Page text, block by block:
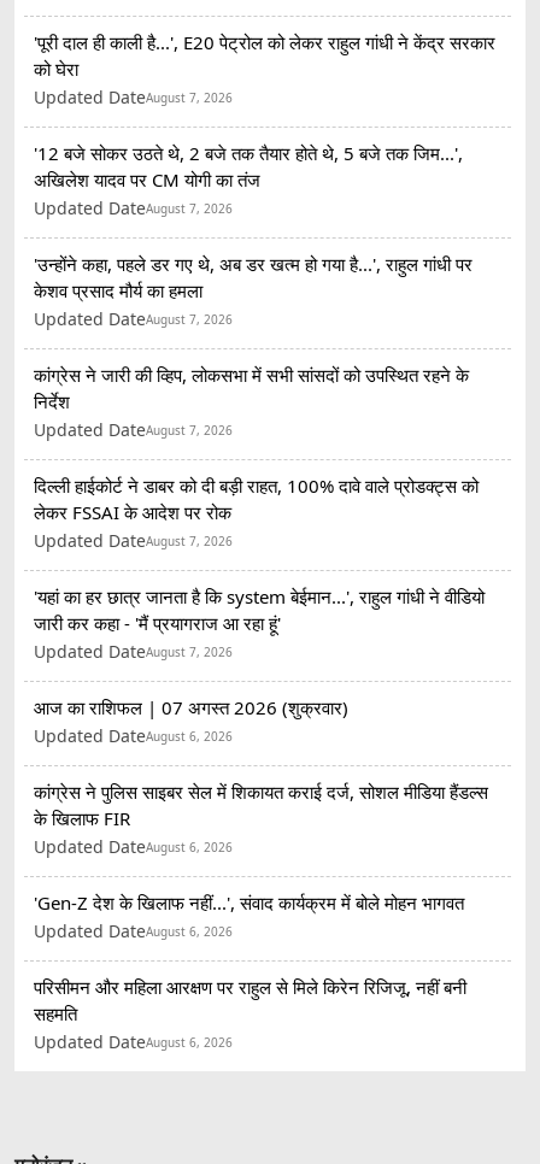
'पूरी दाल ही काली है...', E20 पेट्रोल को लेकर राहुल गांधी ने केंद्र सरकार
को घेरा
Updated DateAugust 7, 2026
'12 बजे सोकर उठते थे, 2 बजे तक तैयार होते थे, 5 बजे तक जिम...',
अखिलेश यादव पर CM योगी का तंज
Updated DateAugust 7, 2026
'उन्होंने कहा, पहले डर गए थे, अब डर खत्म हो गया है...', राहुल गांधी पर
केशव प्रसाद मौर्य का हमला
Updated DateAugust 7, 2026
कांग्रेस ने जारी की व्हिप, लोकसभा में सभी सांसदों को उपस्थित रहने के
निर्देश
Updated DateAugust 7, 2026
दिल्ली हाईकोर्ट ने डाबर को दी बड़ी राहत, 100% दावे वाले प्रोडक्ट्स को
लेकर FSSAI के आदेश पर रोक
Updated DateAugust 7, 2026
'यहां का हर छात्र जानता है कि system बेईमान...', राहुल गांधी ने वीडियो
जारी कर कहा - 'मैं प्रयागराज आ रहा हूं'
Updated DateAugust 7, 2026
आज का राशिफल | 07 अगस्त 2026 (शुक्रवार)
Updated DateAugust 6, 2026
कांग्रेस ने पुलिस साइबर सेल में शिकायत कराई दर्ज, सोशल मीडिया हैंडल्स
के खिलाफ FIR
Updated DateAugust 6, 2026
'Gen-Z देश के खिलाफ नहीं...', संवाद कार्यक्रम में बोले मोहन भागवत
Updated DateAugust 6, 2026
परिसीमन और महिला आरक्षण पर राहुल से मिले किरेन रिजिजू, नहीं बनी
सहमति
Updated DateAugust 6, 2026